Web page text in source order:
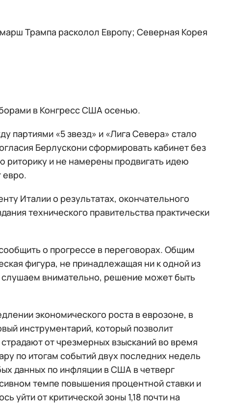
Трампа расколол Европу; Северная Корея
в Конгресс США осенью.
партиями «5 звезд» и «Лига Севера» стало
Берлускони сформировать кабинет без
риторику и не намерены продвигать идею
евро.
Италии о результатах, окончательного
технического правительства практически
о прогрессе в переговорах. Общим
фигура, не принадлежащая ни к одной из
внимательно, решение может быть
экономического роста в еврозоне, в
инструментарий, который позволит
от чрезмерных взысканий во время
по итогам событий двух последних недель
данных по инфляции в США в четверг
темпе повышения процентной ставки и
уйти от критической зоны 1,18 почти на